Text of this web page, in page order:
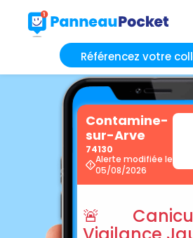
Référencez votre
Contamine-
sur-Arve
74130
Alerte modifiée le
05/08/2026
🚨